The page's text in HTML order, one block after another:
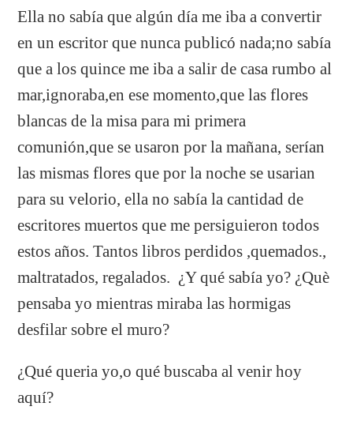
Ella no sabía que algún día me iba a convertir
en un escritor que nunca publicó nada;no sabía
que a los quince me iba a salir de casa rumbo al
mar,ignoraba,en ese momento,que las flores
blancas de la misa para mi primera
comunión,que se usaron por la mañana, serían
las mismas flores que por la noche se usarian
para su velorio, ella no sabía la cantidad de
escritores muertos que me persiguieron todos
estos años. Tantos libros perdidos ,quemados.,
maltratados, regalados. ¿Y qué sabía yo? ¿Què
pensaba yo mientras miraba las hormigas
desfilar sobre el muro?
¿Qué queria yo,o qué buscaba al venir hoy
aquí?